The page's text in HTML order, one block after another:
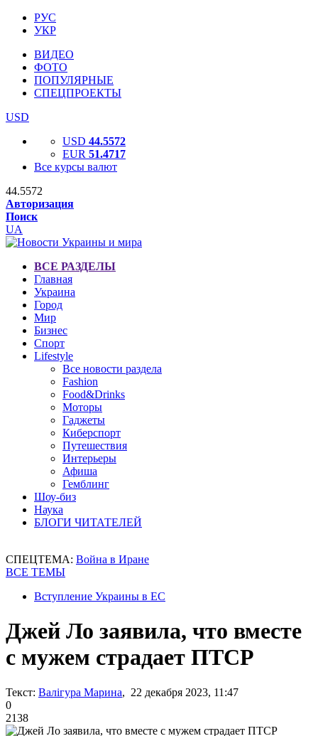
РУС
УКР
ВИДЕО
ФОТО
ПОПУЛЯРНЫЕ
СПЕЦПРОЕКТЫ
USD
USD 44.5572
EUR 51.4717
Все курсы валют
44.5572
Авторизация
Поиск
UA
ВСЕ РАЗДЕЛЫ
Главная
Украина
Город
Мир
Бизнес
Спорт
Lifestyle
Все новости раздела
Fashion
Food&Drinks
Моторы
Гаджеты
Киберспорт
Путешествия
Интерьеры
Афиша
Гемблинг
Шоу-биз
Наука
БЛОГИ ЧИТАТЕЛЕЙ
СПЕЦТЕМА: Война в Иране
ВСЕ ТЕМЫ
Вступление Украины в ЕС
Джей Ло заявила, что вместе
с мужем страдает ПТСР
Текст: Валігура Марина, 22 декабря 2023, 11:47
0
2138